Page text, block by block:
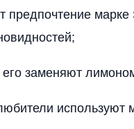
предпочтение марке
заменяют
используют